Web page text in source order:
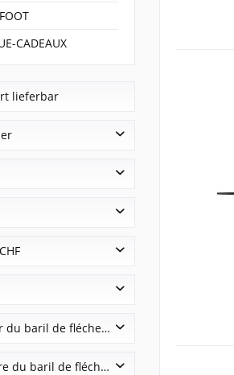
CADEAUX
lieferbar
Darts
- 49.90
tungstène
Longeur du baril de fléchette
mm
Diamètre du baril de fléchette